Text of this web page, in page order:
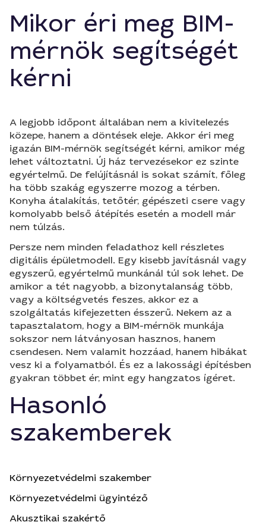
Mikor éri meg BIM-
mérnök segítségét
kérni
A legjobb időpont általában nem a kivitelezés
közepe, hanem a döntések eleje. Akkor éri meg
igazán BIM-mérnök segítségét kérni, amikor még
lehet változtatni. Új ház tervezésekor ez szinte
egyértelmű. De felújításnál is sokat számít, főleg
ha több szakág egyszerre mozog a térben.
Konyha átalakítás, tetőtér, gépészeti csere vagy
komolyabb belső átépítés esetén a modell már
nem túlzás.
Persze nem minden feladathoz kell részletes
digitális épületmodell. Egy kisebb javításnál vagy
egyszerű, egyértelmű munkánál túl sok lehet. De
amikor a tét nagyobb, a bizonytalanság több,
vagy a költségvetés feszes, akkor ez a
szolgáltatás kifejezetten ésszerű. Nekem az a
tapasztalatom, hogy a BIM-mérnök munkája
sokszor nem látványosan hasznos, hanem
csendesen. Nem valamit hozzáad, hanem hibákat
vesz ki a folyamatból. És ez a lakossági építésben
gyakran többet ér, mint egy hangzatos ígéret.
Hasonló
szakemberek
Környezetvédelmi szakember
Környezetvédelmi ügyintéző
Akusztikai szakértő